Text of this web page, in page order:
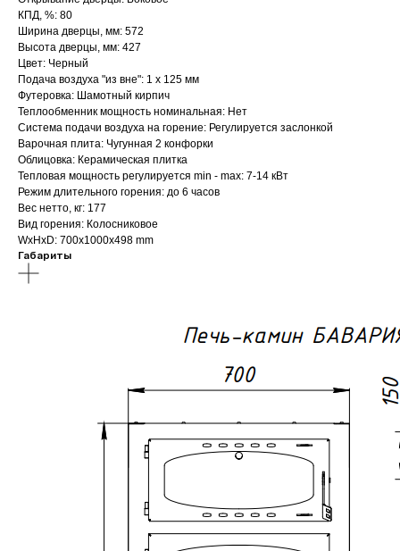
КПД, %: 80
Ширина дверцы, мм: 572
Высота дверцы, мм: 427
Цвет: Черный
Подача воздуха "из вне": 1 х 125 мм
Футеровка: Шамотный кирпич
Теплообменник мощность номинальная: Нет
Система подачи воздуха на горение: Регулируется заслонкой
Варочная плита: Чугунная 2 конфорки
Облицовка: Керамическая плитка
Тепловая мощность регулируется min - max: 7-14 кВт
Режим длительного горения: до 6 часов
Вес нетто, кг: 177
Вид горения: Колосниковое
WxHxD: 700x1000x498 mm
Габариты